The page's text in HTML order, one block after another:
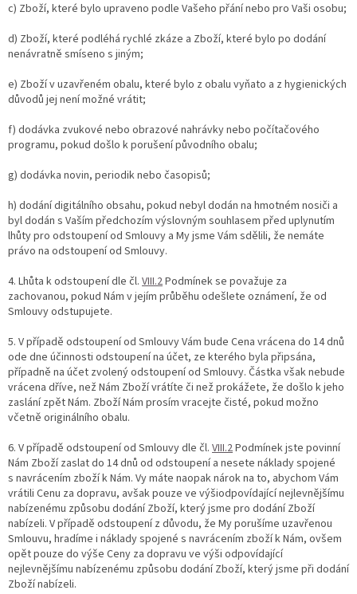
c) Zboží, které bylo upraveno podle Vašeho přání nebo pro Vaši osobu;
d) Zboží, které podléhá rychlé zkáze a Zboží, které bylo po dodání
nenávratně smíseno s jiným;
e) Zboží v uzavřeném obalu, které bylo z obalu vyňato a z hygienických
důvodů jej není možné vrátit;
f) dodávka zvukové nebo obrazové nahrávky nebo počítačového
programu, pokud došlo k porušení původního obalu;
g) dodávka novin, periodik nebo časopisů;
h) dodání digitálního obsahu, pokud nebyl dodán na hmotném nosiči a
byl dodán s Vaším předchozím výslovným souhlasem před uplynutím
lhůty pro odstoupení od Smlouvy a My jsme Vám sdělili, že nemáte
právo na odstoupení od Smlouvy.
4. Lhůta k odstoupení dle čl. VIII.2Podmínek se považuje za
zachovanou, pokud Nám v jejím průběhu odešlete oznámení, že od
Smlouvy odstupujete.
5. V případě odstoupení od Smlouvy Vám bude Cena vrácena do 14 dnů
ode dne účinnosti odstoupení na účet, ze kterého byla připsána,
případně na účet zvolený odstoupení od Smlouvy. Částka však nebude
vrácena dříve, než Nám Zboží vrátíte či než prokážete, že došlo k jeho
zaslání zpět Nám. Zboží Nám prosím vracejte čisté, pokud možno
včetně originálního obalu.
6. V případě odstoupení od Smlouvy dle čl. VIII.2Podmínek jste povinní
Nám Zboží zaslat do 14 dnů od odstoupení a nesete náklady spojené
s navrácením zboží k Nám. Vy máte naopak nárok na to, abychom Vám
vrátili Cenu za dopravu, avšak pouze ve výšiodpovídající nejlevnějšímu
nabízenému způsobu dodání Zboží, který jsme pro dodání Zboží
nabízeli. V případě odstoupení z důvodu, že My porušíme uzavřenou
Smlouvu, hradíme i náklady spojené s navrácením zboží k Nám, ovšem
opět pouze do výše Ceny za dopravu ve výši odpovídající
nejlevnějšímu nabízenému způsobu dodání Zboží, který jsme při dodání
Zboží nabízeli.